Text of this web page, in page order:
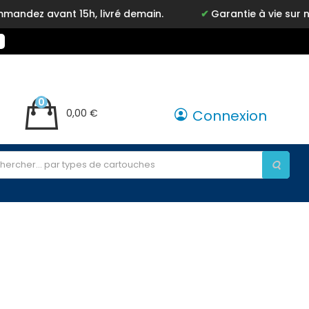
avant 15h, livré demain. Garantie à vie sur
0,00 €
0
Connexion